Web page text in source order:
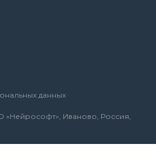
Иваново, Россия,
данных